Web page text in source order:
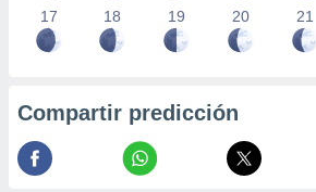
17 18 19 20 21
Compartir predicción